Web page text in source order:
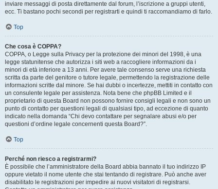
inviare messaggi di posta direttamente dal forum, l’iscrizione a gruppi utenti,
ecc. Ti bastano pochi secondi per registrarti e quindi ti raccomandiamo di farlo.
Top
Che cosa è COPPA?
COPPA, o Legge sulla Privacy per la protezione dei minori del 1998, è una
legge statunitense che autorizza i siti web a raccogliere informazioni da i
minori di età inferiore a 13 anni. Per avere tale consenso serve una richiesta
scritta da parte del genitore o tutore legale, permettendo la registrazione delle
informazioni scritte dal minore. Se hai dubbi o incertezze, mettiti in contatto con
un consulente legale per assistenza. Nota bene che phpBB Limited e il
proprietario di questa Board non possono fornire consigli legali e non sono un
punto di contatto per questioni legali di qualsiasi tipo, ad eccezione di quanto
indicato nella domanda “Chi devo contattare per segnalare abusi e/o per
questioni d’ordine legale concernenti questa Board?”.
Top
Perché non riesco a registrarmi?
È possibile che l’amministratore della Board abbia bannato il tuo indirizzo IP
oppure vietato il nome utente che stai tentando di registrare. Può anche aver
disabilitato le registrazioni per impedire ai nuovi visitatori di registrarsi.